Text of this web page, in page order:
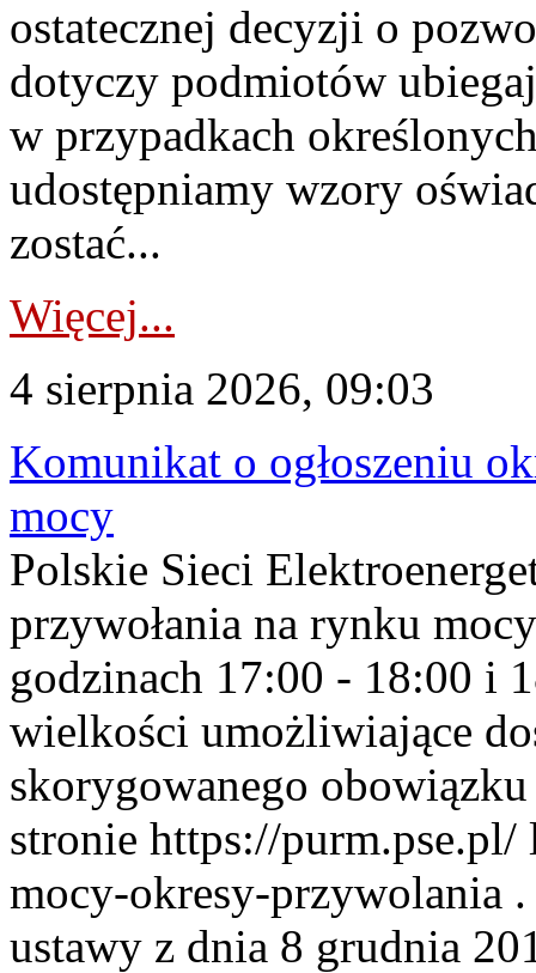
ostatecznej decyzji o
dotyczy podmiotów
w przypadkach
udostępniamy wzory
zostać...
Więcej...
4 sierpnia 2026, 09:03
Komunikat o ogłoszeniu
mocy
Polskie Sieci
przywołania na rynku
godzinach 17:00 - 18:00 i
wielkości umożliwiające
skorygowanego
stronie https://
mocy-okresy-przywolania
ustawy z dnia 8 grudnia